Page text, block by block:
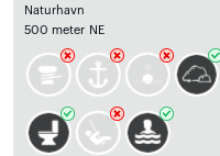
Naturhavn
500 meter NE